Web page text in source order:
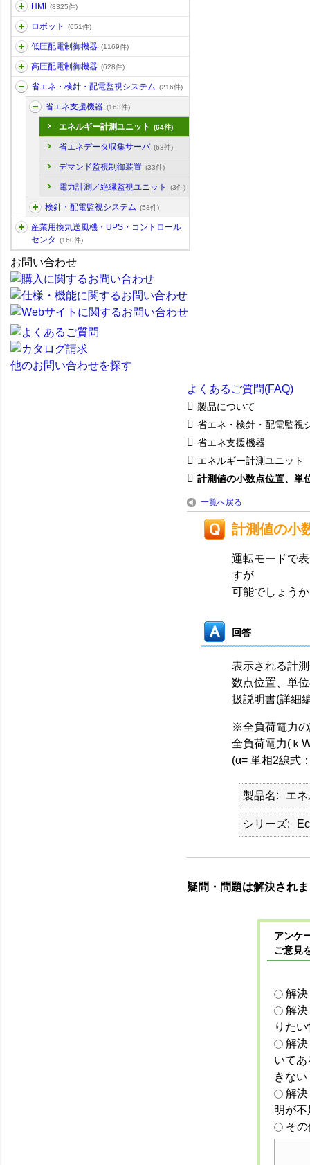
HMI (8325件)
ロボット (651件)
低圧配電制御機器 (1169件)
高圧配電制御機器 (628件)
省エネ・検針・配電監視システム (216件)
省エネ支援機器 (163件)
エネルギー計測ユニット (64件)
省エネデータ収集サーバ (63件)
デマンド監視制御装置 (33件)
電力計測／絶縁監視ユニット (3件)
検針・配電監視システム (53件)
産業用換気送風機・UPS・コントロール
センタ
(160件)
お問い合わせ
他のお問い合わせを探す
よくあるご質問(FAQ)
製品について
省エネ・検針・配電監視
省エネ支援機器
エネルギー計測ユニット
計測値の小数点位置、単
一覧へ戻る
計測値の小
運転モードで
すが
可能でしょう
回答
表示される計
数点位置、単
扱説明書(詳細
※全負荷電力
全負荷電力(
(α= 単相2線
製品名 エ
シリーズ
疑問・問題は解決され
アンケ
ご意見
解
解
りた
解
いて
きない
解
明が
そ